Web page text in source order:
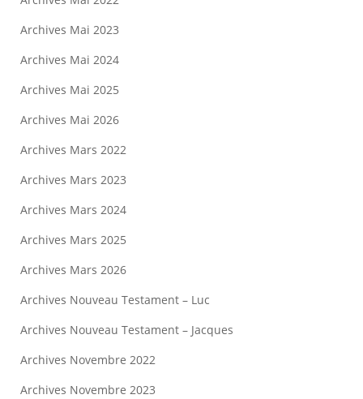
Archives Mai 2023
Archives Mai 2024
Archives Mai 2025
Archives Mai 2026
Archives Mars 2022
Archives Mars 2023
Archives Mars 2024
Archives Mars 2025
Archives Mars 2026
Archives Nouveau Testament – Luc
Archives Nouveau Testament – Jacques
Archives Novembre 2022
Archives Novembre 2023